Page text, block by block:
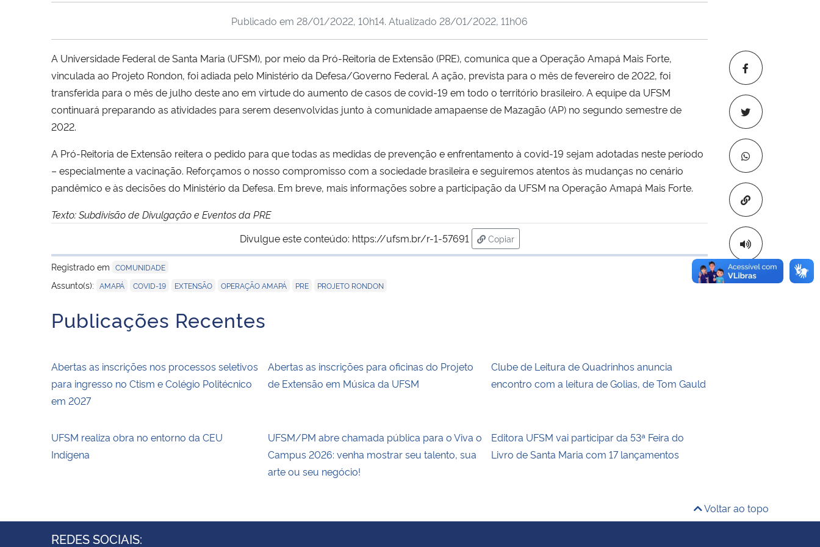
Copiar para
Publicado em 28/01/2022, 10h14. Atualizado 28/01/2022, 11h06
A Universidade Federal de Santa Maria (UFSM), por meio da Pró-Reitoria de Extensão (PRE), comunica que a Operação Amapá Mais Forte,
vinculada ao Projeto Rondon, foi adiada pelo Ministério da Defesa/Governo Federal. A ação, prevista para o mês de fevereiro de 2022, foi
transferida para o mês de julho deste ano em virtude do aumento de casos de covid-19 em todo o território brasileiro. A equipe da UFSM
continuará preparando as atividades para serem desenvolvidas junto à comunidade amapaense de Mazagão (AP) no segundo semestre de
2022.
A Pró-Reitoria de Extensão reitera o pedido para que todas as medidas de prevenção e enfrentamento à covid-19 sejam adotadas neste período
– especialmente a vacinação. Reforçamos o nosso compromisso com a sociedade brasileira e seguiremos atentos às mudanças no cenário
pandêmico e às decisões do Ministério da Defesa. Em breve, mais informações sobre a participação da UFSM na Operação Amapá Mais Forte.
Texto: Subdivisão de Divulgação e Eventos da PRE
Divulgue este conteúdo: https://ufsm.br/r-1-57691
Copiar
para área de transferência
Registrado em COMUNIDADE
Assunto(s): AMAPÁ COVID-19 EXTENSÃO OPERAÇÃO AMAPÁ PRE PROJETO RONDON
Publicações Recentes
Abertas as inscrições nos processos seletivos
para ingresso no Ctism e Colégio Politécnico
em 2027
Abertas as inscrições para oficinas do Projeto
de Extensão em Música da UFSM
Clube de Leitura de Quadrinhos anuncia
encontro com a leitura de Golias, de Tom Gauld
UFSM realiza obra no entorno da CEU
Indígena
UFSM/PM abre chamada pública para o Viva o
Campus 2026: venha mostrar seu talento, sua
arte ou seu negócio!
Editora UFSM vai participar da 53ª Feira do
Livro de Santa Maria com 17 lançamentos
Voltar ao topo
REDES SOCIAIS: